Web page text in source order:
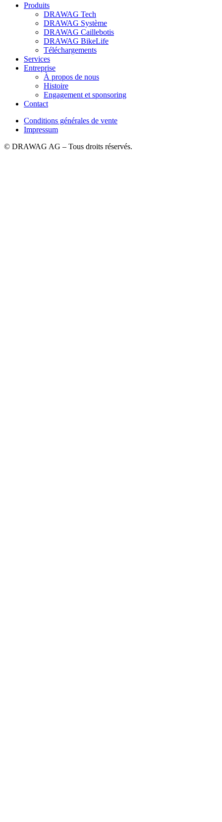
Produits
DRAWAG Tech
DRAWAG Système
DRAWAG Caillebotis
DRAWAG BikeLife
Téléchargements
Services
Entreprise
À propos de nous
Histoire
Engagement et sponsoring
Contact
Conditions générales de vente
Impressum
© DRAWAG AG – Tous droits réservés.